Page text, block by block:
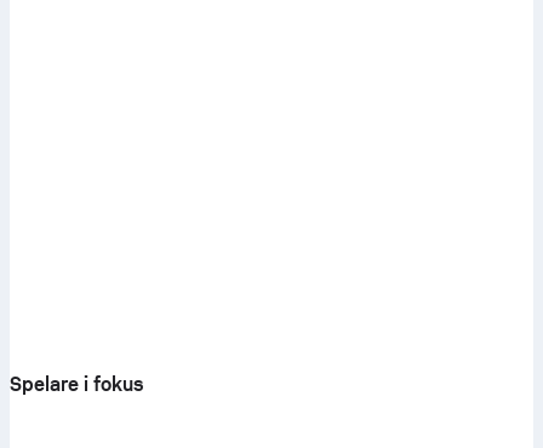
Spelare i fokus